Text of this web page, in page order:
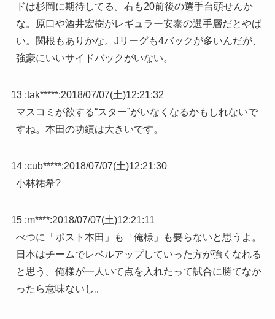
ドは杉岡に期待してる。右も20前後の選手台頭せんか
な。原口や酒井宏樹がレギュラー安泰の選手層だとやば
い。関根もありかな。Jリーグも4バックが多いんだが、
強豪にいいサイドバックがいない。
13 :tak*****:2018/07/07(土)12:21:32
マスコミが欲する“スター”がいなくなるかもしれないで
すね。本田の功績は大きいです。
14 :cub*****:2018/07/07(土)12:21:30
小林祐希?
15 :m****:2018/07/07(土)12:21:11
べつに「ポスト本田」も「俺様」も要らないと思うよ。
日本はチームでレベルアップしていった方が強くなれる
と思う。俺様が一人いて点を入れたって試合に勝てなか
ったら意味ないし。